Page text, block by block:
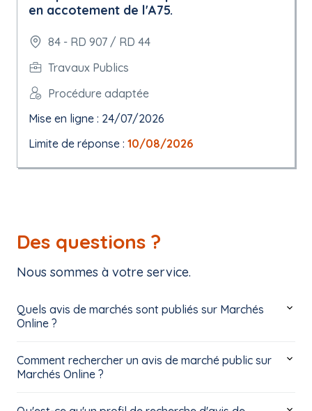
en accotement de l'A75.
84 - RD 907 / RD 44
Travaux Publics
Procédure adaptée
Mise en ligne : 24/07/2026
Limite de réponse : 10/08/2026
Des questions ?
Nous sommes à votre service.
Quels avis de marchés sont publiés sur Marchés
Online ?
Comment rechercher un avis de marché public sur
Marchés Online ?